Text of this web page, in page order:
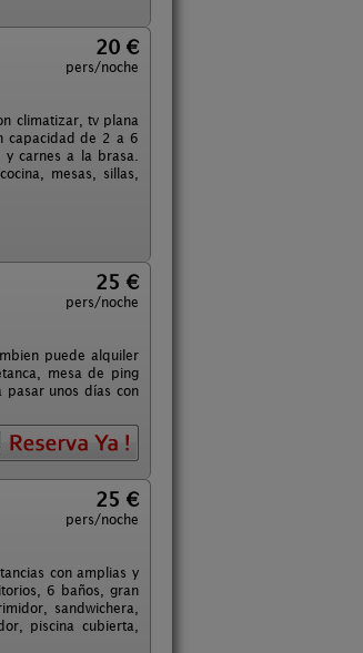
20 €
pers/noche
climatizar, tv plana
capacidad de 2 a 6
carnes a la brasa.
mesas, sillas,
25 €
pers/noche
puede alquiler
mesa de ping
unos días con
25 €
pers/noche
con amplias y
6 baños, gran
sandwichera,
piscina cubierta,